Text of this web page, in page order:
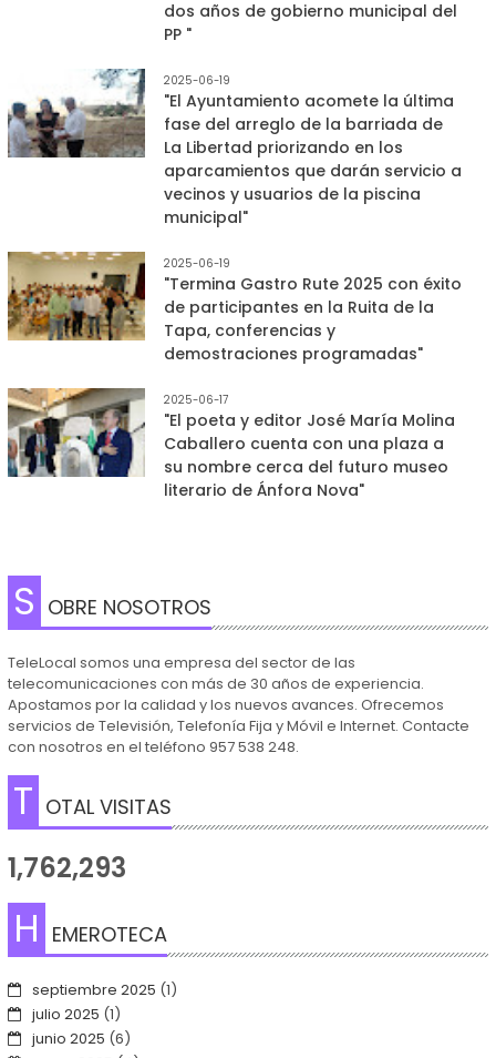
dos años de gobierno municipal del
PP "
2025-06-19
"El Ayuntamiento acomete la última
fase del arreglo de la barriada de
La Libertad priorizando en los
aparcamientos que darán servicio a
vecinos y usuarios de la piscina
municipal"
2025-06-19
"Termina Gastro Rute 2025 con éxito
de participantes en la Ruita de la
Tapa, conferencias y
demostraciones programadas"
2025-06-17
"El poeta y editor José María Molina
Caballero cuenta con una plaza a
su nombre cerca del futuro museo
literario de Ánfora Nova"
S OBRE NOSOTROS
TeleLocal somos una empresa del sector de las
telecomunicaciones con más de 30 años de experiencia.
Apostamos por la calidad y los nuevos avances. Ofrecemos
servicios de Televisión, Telefonía Fija y Móvil e Internet. Contacte
con nosotros en el teléfono 957 538 248.
T OTAL VISITAS
1,762,293
H EMEROTECA
septiembre 2025 (1)
julio 2025 (1)
junio 2025 (6)